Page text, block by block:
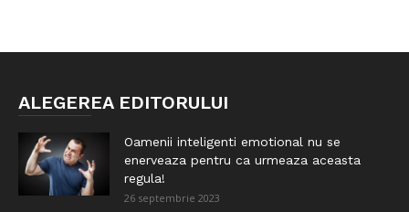
ALEGEREA EDITORULUI
Oamenii inteligenti emotional nu se
enerveaza pentru ca urmeaza aceasta
regula!
26 septembrie 2023